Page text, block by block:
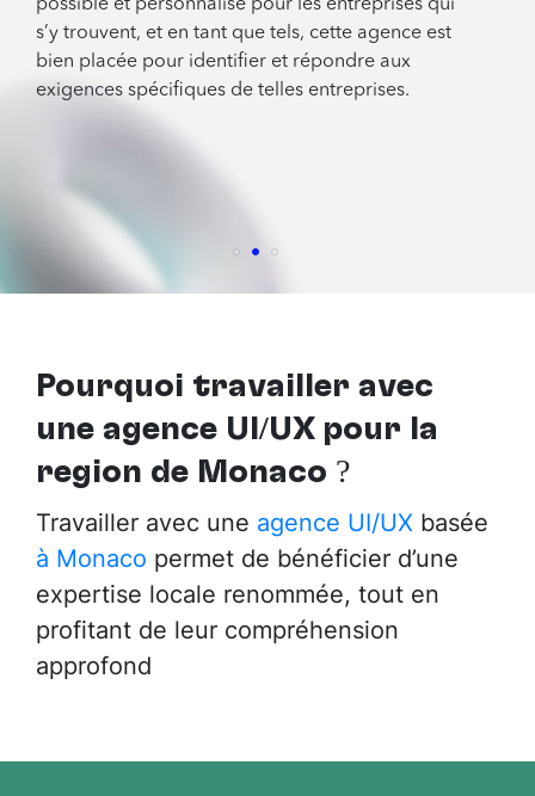
possible et personnalisé pour les entreprises qui
s’y trouvent, et en tant que tels, cette agence est
bien placée pour identifier et répondre aux
exigences spécifiques de telles entreprises.
Pourquoi travailler avec
une agence UI/UX pour la
région de Monaco ?
Travailler avec une agence UI/UX basée
à Monaco permet de bénéficier d’une
expertise locale renommée, tout en
profitant de leur compréhension
approfond